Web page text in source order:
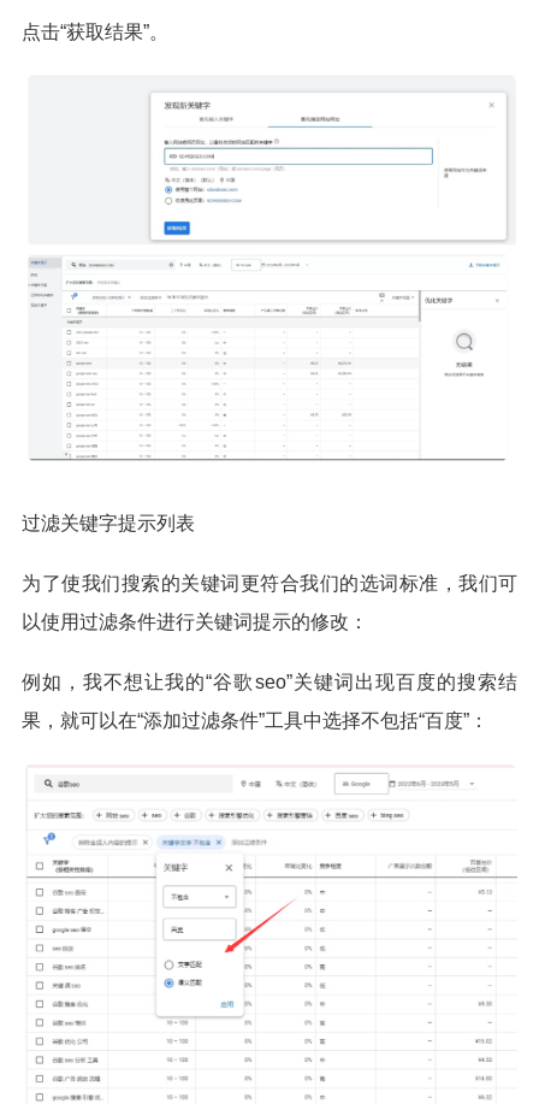
点击“获取结果”。
过滤关键字提示列表
为了使我们搜索的关键词更符合我们的选词标准，我们可
以使用过滤条件进行关键词提示的修改：
例如，我不想让我的“谷歌seo”关键词出现百度的搜索结
果，就可以在“添加过滤条件”工具中选择不包括“百度”：